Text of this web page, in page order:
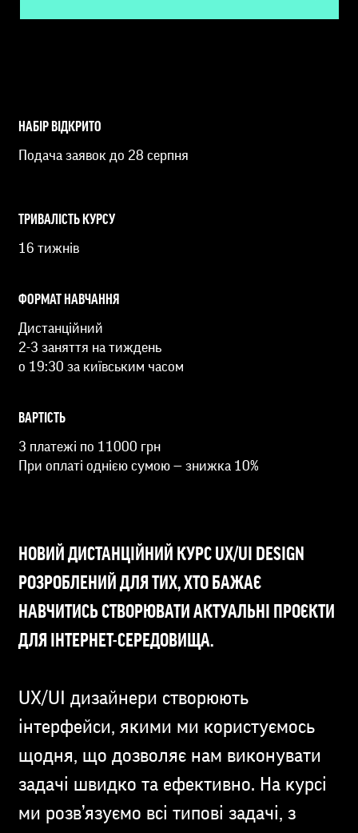
НАБІР ВІДКРИТО
Подача заявок до 28 серпня
ТРИВАЛІСТЬ КУРСУ
16 тижнів
ФОРМАТ НАВЧАННЯ
Дистанційний
2-3 заняття на тиждень
о 19:30 за київським часом
ВАРТІСТЬ
3 платежі по 11000 грн
При оплаті однією сумою — знижка 10%
НОВИЙ ДИСТАНЦІЙНИЙ КУРС UX/UI DESIGN
РОЗРОБЛЕНИЙ ДЛЯ ТИХ, ХТО БАЖАЄ
НАВЧИТИСЬ СТВОРЮВАТИ АКТУАЛЬНІ ПРОЄКТИ
ДЛЯ ІНТЕРНЕТ-СЕРЕДОВИЩА.
UX/UI дизайнери створюють
інтерфейси, якими ми користуємось
щодня, що дозволяє нам виконувати
задачі швидко та ефективно. На курсі
ми розв’язуємо всі типові задачі, з